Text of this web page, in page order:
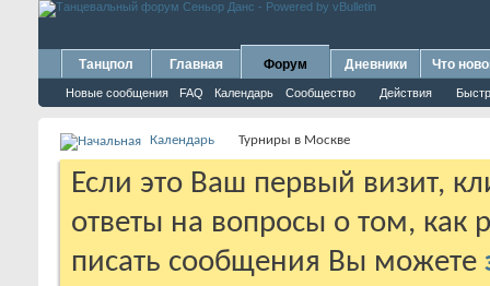
Танцпол Главная Форум
Новые сообщения FAQ Календарь Сообщество Действия
Дневники Что
Календарь Турниры в Москве
Если это Ваш первый визит,
ответы на вопросы о том, как
писать сообщения Вы можете